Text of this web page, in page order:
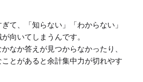
て、「知らない」「わからない」
向いてしまうんです。
なか答えが見つからなかったり、
とがあると余計集中力が切れやす